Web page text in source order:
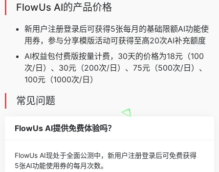
FlowUs AI的产品价格
新用户注册登录后可获得5张每月的基础限额AI功能使
用券，参与分享模版活动可获得至高20次AI补充额度
AI权益包付费版按量计费，30天的价格为18元（100
次/日）、30元（200次/日）、75元（500次/日）、
100元（1000次/日）
常见问题
FlowUs AI提供免费体验吗？
FlowUs AI现处于全面公测中，新用户注册登录后可免费获得
5张AI功能使用券的每月次数。